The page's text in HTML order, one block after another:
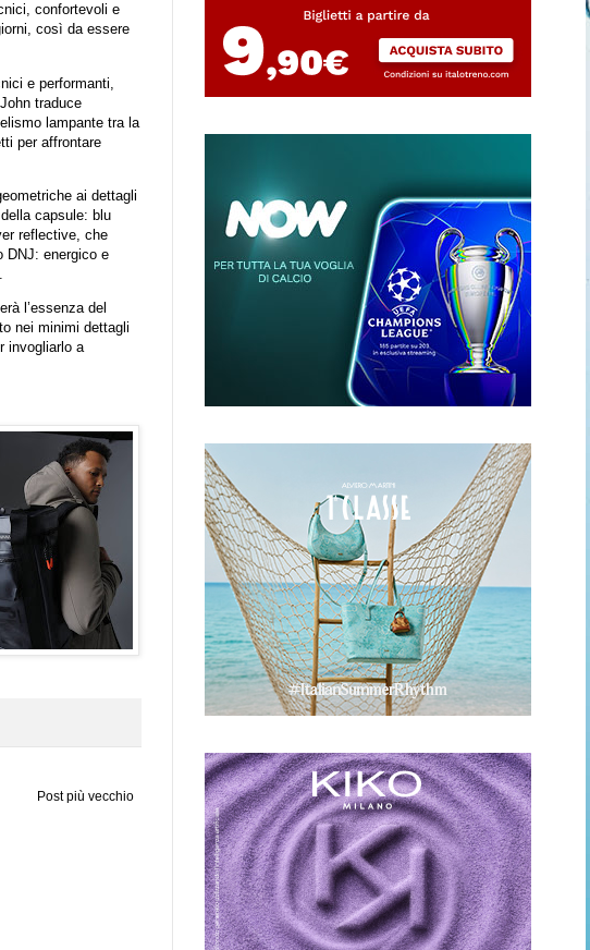
confortevoli e
così da essere
e performanti,
traduce
lampante tra la
per affrontare
ai dettagli
capsule: blu
reflective, che
DNJ: energico e
l’essenza del
nei minimi dettagli
invogliarlo a
Post più vecchio